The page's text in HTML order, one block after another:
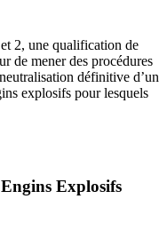
2, une qualification de
de mener des procédures
définitive d’un
explosifs pour lesquels
Explosifs